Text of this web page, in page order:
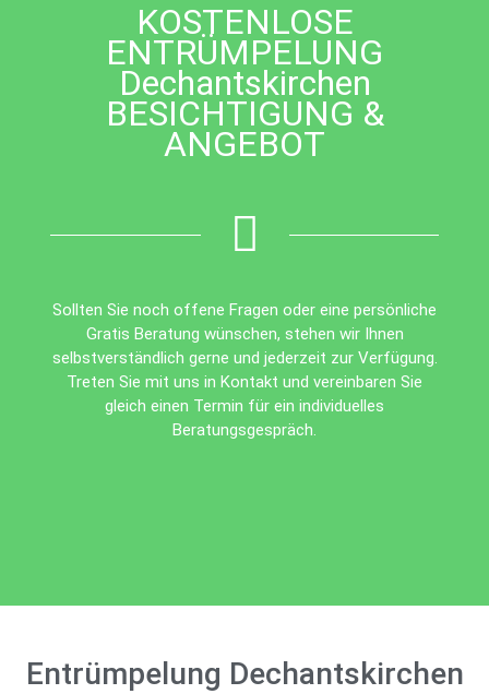
KOSTENLOSE
ENTRÜMPELUNG
Dechantskirchen
BESICHTIGUNG &
ANGEBOT
Sollten Sie noch offene Fragen oder eine persönliche
Gratis Beratung wünschen, stehen wir Ihnen
selbstverständlich gerne und jederzeit zur Verfügung.
Treten Sie mit uns in Kontakt und vereinbaren Sie
gleich einen Termin für ein individuelles
Beratungsgespräch.
Entrümpelung Dechantskirchen